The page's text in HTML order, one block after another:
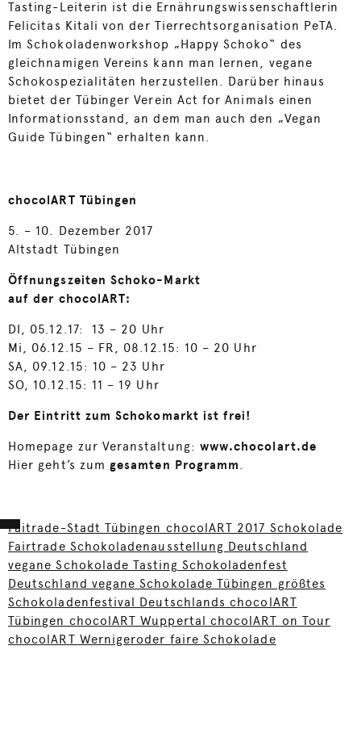
Tasting-Leiterin ist die Ernährungswissenschaftlerin
Felicitas Kitali von der Tierrechtsorganisation PeTA.
Im Schokoladenworkshop „Happy Schoko“ des
gleichnamigen Vereins kann man lernen, vegane
Schokospezialitäten herzustellen. Darüber hinaus
bietet der Tübinger Verein Act for Animals einen
Informationsstand, an dem man auch den „Vegan
Guide Tübingen“ erhalten kann.
chocolART Tübingen
5. – 10. Dezember 2017
Altstadt Tübingen
Öffnungszeiten Schoko-Markt
auf der chocolART:
DI, 05.12.17: 13 – 20 Uhr
Mi, 06.12.15 – FR, 08.12.15: 10 – 20 Uhr
SA, 09.12.15: 10 – 23 Uhr
SO, 10.12.15: 11 – 19 Uhr
Der Eintritt zum Schokomarkt ist frei!
Homepage zur Veranstaltung: www.chocolart.de
Hier geht’s zumgesamten Programm.
Faitrade-Stadt Tübingen chocolART 2017 Schokolade
Fairtrade Schokoladenausstellung Deutschland
vegane Schokolade Tasting Schokoladenfest
Deutschland vegane Schokolade Tübingen größtes
Schokoladenfestival Deutschlands chocolART
Tübingen chocolART Wuppertal chocolART on Tour
chocolART Wernigeroder faire Schokolade